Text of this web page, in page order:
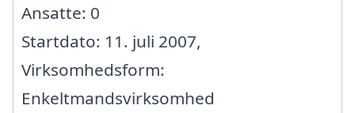
Ansatte: 0
Startdato: 11. juli 2007,
Virksomhedsform:
Enkeltmandsvirksomhed